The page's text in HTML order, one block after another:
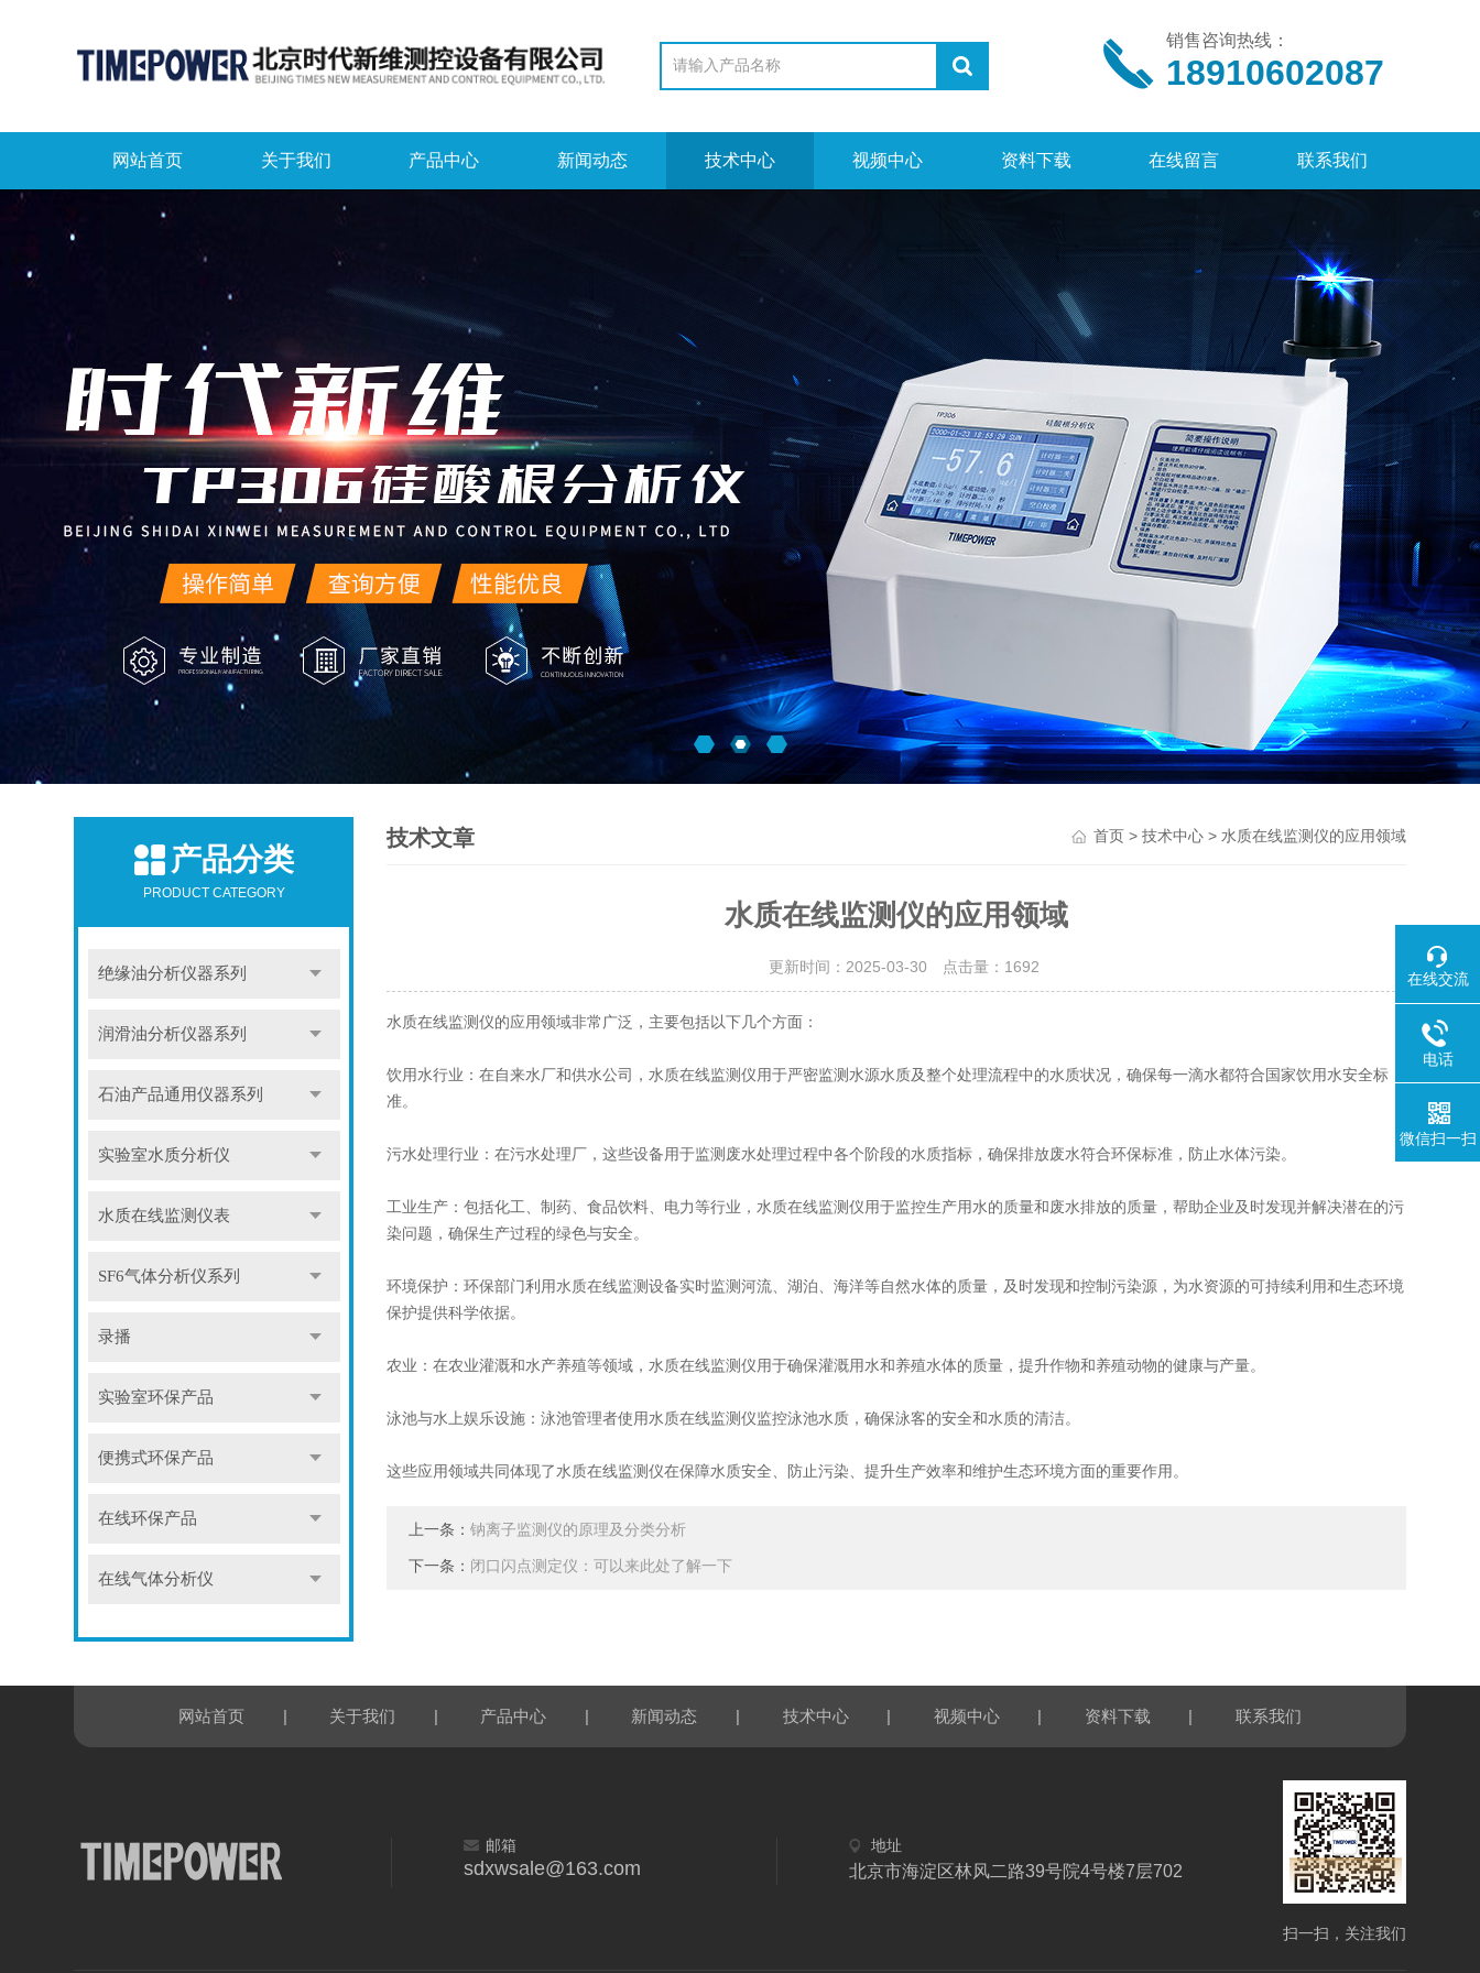
销售咨询热线：
18910602087
网站首页 关于我们 产品中心 新闻动态 技术中心 视频中心 资料下载 在线留言 联系我们
产品分类
PRODUCT CATEGORY
绝缘油分析仪器系列
润滑油分析仪器系列
石油产品通用仪器系列
实验室水质分析仪
水质在线监测仪表
SF6气体分析仪系列
录播
实验室环保产品
便携式环保产品
在线环保产品
在线气体分析仪
技术文章 首页> 技术中心> 水质在线监测仪的应用领域
水质在线监测仪的应用领域
更新时间：2025-03-30 点击量： 1692
水质在线监测仪的应用领域非常广泛，主要包括以下几个方面‌：
‌饮用水行业‌：在自来水厂和供水公司，水质在线监测仪用于严密监测水源水质及整个处理流程中的水质状况，确保每一滴水都符合国家饮用水安全标
准‌。
‌污水处理行业‌：在污水处理厂，这些设备用于监测废水处理过程中各个阶段的水质指标，确保排放废水符合环保标准，防止水体污染‌。
‌工业生产‌：包括化工、制药、食品饮料、电力等行业，水质在线监测仪用于监控生产用水的质量和废水排放的质量，帮助企业及时发现并解决潜在的污
染问题，确保生产过程的绿色与安全‌。
‌环境保护‌：环保部门利用水质在线监测设备实时监测河流、湖泊、海洋等自然水体的质量，及时发现和控制污染源，为水资源的可持续利用和生态环境
保护提供科学依据‌。
‌农业‌：在农业灌溉和水产养殖等领域，水质在线监测仪用于确保灌溉用水和养殖水体的质量，提升作物和养殖动物的健康与产量‌。
‌泳池与水上娱乐设施‌：泳池管理者使用水质在线监测仪监控泳池水质，确保泳客的安全和水质的清洁‌。
这些应用领域共同体现了水质在线监测仪在保障水质安全、防止污染、提升生产效率和维护生态环境方面的重要作用。
上一条：钠离子监测仪的原理及分类分析
下一条： 闭口闪点测定仪：可以来此处了解一下
网站首页 | 关于我们 | 产品中心 | 新闻动态 | 技术中心 | 视频中心 | 资料下载 | 联系我们
邮箱
sdxwsale@163.com
地址
北京市海淀区林风二路39号院4号楼7层702
扫一扫，关注我们
在线交流
电话
微信扫一扫